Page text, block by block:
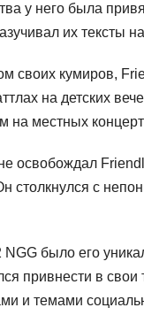
у него была
их тексты
своих кумиров,
на детских
на местных
освобождал
столкнулся с
было его
привнести в
и темами